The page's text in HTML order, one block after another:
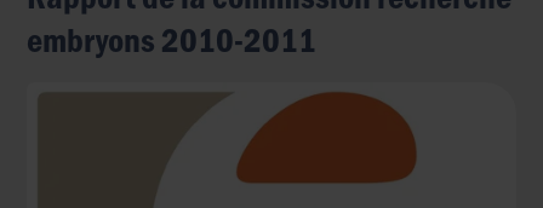
embryons 2010-2011